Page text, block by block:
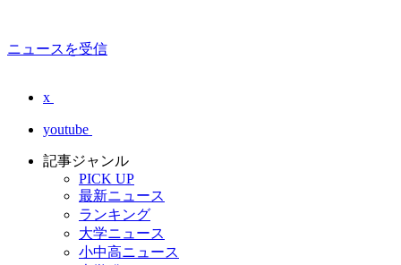
ニュースを受信
x
youtube
記事ジャンル
PICK UP
最新ニュース
ランキング
大学ニュース
小中高ニュース